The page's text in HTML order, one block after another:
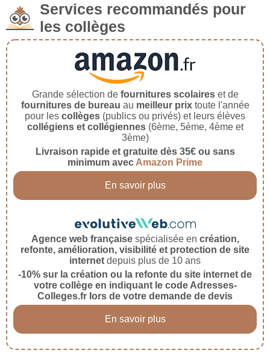
Services recommandés pour
les collèges
Grande sélection de fournitures scolaireset de
fournitures de bureau au meilleur prixtoute l'année
pour les collèges (publics ou privés) et leurs élèves
collégiens et collégiennes(6ème, 5ème, 4ème et
3ème)
Livraison rapide et gratuite dès 35€ ou sans
minimum avec Amazon Prime
En savoir plus
Agence web françaisespécialisée en création,
refonte, amélioration, visibilité et protection de site
internet depuis plus de 10 ans
-10% sur la création ou la refonte du site internet de
votre collège en indiquant le code Adresses-
Colleges.fr lors de votre demande de devis
En savoir plus